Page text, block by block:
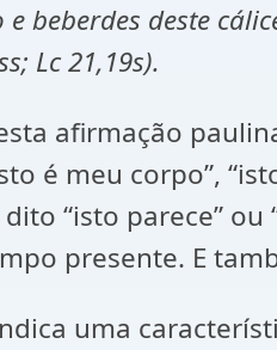
beberdes deste
Lc 21,19s).
afirmação
é meu corpo”,
“isto parece”
presente. E
uma